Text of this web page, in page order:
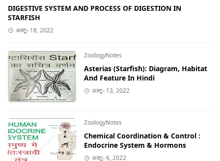
DIGESTIVE SYSTEM AND PROCESS OF DIGESTION IN
STARFISH
अक्टू॰ 18, 2022
ZoologyNotes
Asterias (Starfish): Diagram, Habitat
And Feature In Hindi
अक्टू॰ 13, 2022
ZoologyNotes
Chemical Coordination & Control :
Endocrine System & Hormons
अक्टू॰ 6, 2022